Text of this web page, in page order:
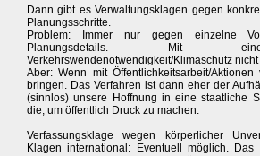
Dann gibt es Verwaltungsklagen gegen
Planungsschritte.
Problem: Immer nur gegen einzelne
Planungsdetails. Mit
Verkehrswendenotwendigkeit/Klimaschutz
Aber: Wenn mit Öffentlichkeitsarbeit/
bringen. Das Verfahren ist dann eher der
(sinnlos) unsere Hoffnung in eine staatliche
die, um öffentlich Druck zu machen.
Verfassungsklage wegen körperlicher
Klagen international: Eventuell möglich.